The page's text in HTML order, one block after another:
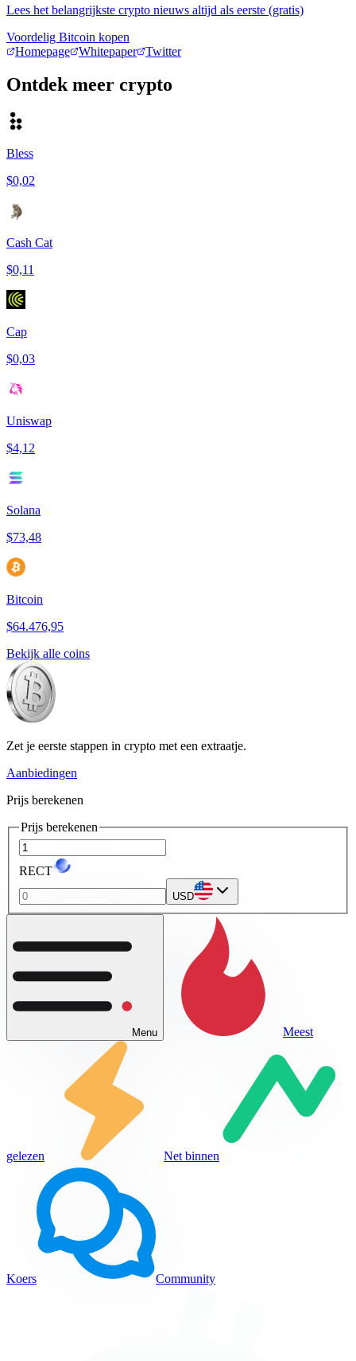
Lees het belangrijkste crypto nieuws altijd als eerste (gratis)
Voordelig Bitcoin kopen
Homepage
Whitepaper Twitter
Ontdek meer crypto
Bless
$0,02
Cash Cat
$0,11
Cap
$0,03
Uniswap
$4,12
Solana
$73,48
Bitcoin
$64.476,95
Bekijk alle coins
Zet je eerste stappen in crypto met een extraatje.
Aanbiedingen
Prijs berekenen
Prijs berekenen
RECT
USD
Menu Meest
gelezen Net binnen
Koers Community